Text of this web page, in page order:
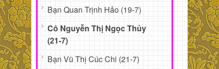
Bạn Quan Trịnh Hảo (19-7)
Cô Nguyễn Thị Ngọc Thủy
(21-7)
Bạn Vũ Thị Cúc Chi (21-7)